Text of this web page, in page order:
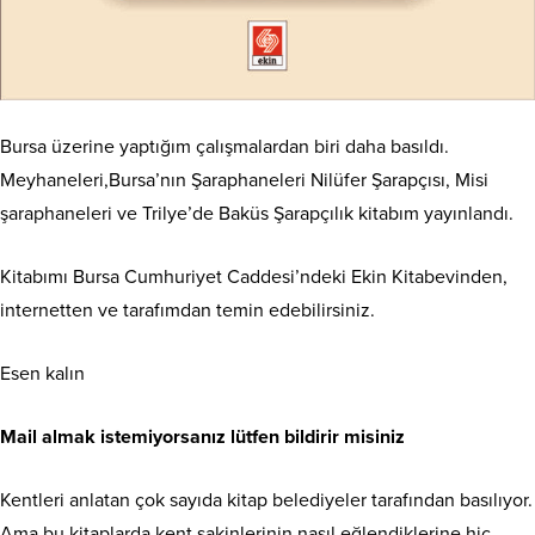
Bursa üzerine yaptığım çalışmalardan biri daha basıldı.
Meyhaneleri,Bursa’nın Şaraphaneleri Nilüfer Şarapçısı, Misi
şaraphaneleri ve Trilye’de Baküs Şarapçılık kitabım yayınlandı.
Kitabımı Bursa Cumhuriyet Caddesi’ndeki Ekin Kitabevinden,
internetten ve tarafımdan temin edebilirsiniz.
Esen kalın
Mail almak istemiyorsanız lütfen bildirir misiniz
Kentleri anlatan çok sayıda kitap belediyeler tarafından basılıyor.